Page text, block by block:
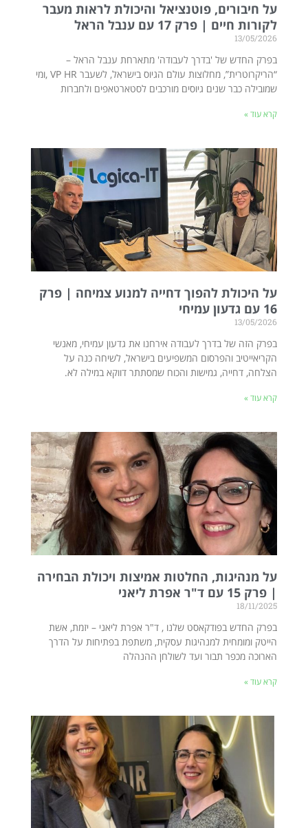
על חיבורים, פוטנציאל והיכולת לראות מעבר
לקורות חיים | פרק 17 עם ענבל הראל
13/05/2026
בפרק החדש של 'בדרך לעבודה' מתארחת ענבל הראל –
“הריקרוטרית”, מחלוצות עולם הגיוס בישראל, לשעבר VP HR ,ומי
שמובילה כבר שנים גיוסים מורכבים לסטארטאפים ולחברות
קרא עוד »
על היכולת להפוך דחייה למנוע צמיחה | פרק
16 עם גדעון עמיחי
13/05/2026
בפרק הזה של בדרך לעבודה אירחנו את גדעון עמיחי, מאנשי
הקריאייטיב והפרסום המשפיעים בישראל, לשיחה כנה על
הצלחה, דחייה, גמישות והכוח שמסתתר דווקא במילה לא.
קרא עוד »
על מנהיגות, החלטות אמיצות ויכולת הבחירה
| פרק 15 עם ד"ר אפרת ליאני
18/11/2025
בפרק החדש בפודקאסט שלנו , ד"ר אפרת ליאני – יזמת, אשת
הייטק ומומחית למנהיגות עסקית, משתפת בפתיחות על הדרך
הארוכה מכפר תבור ועד לשולחן ההנהלה
קרא עוד »